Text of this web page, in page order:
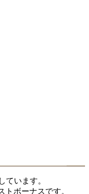
ています。
ボーナスです。